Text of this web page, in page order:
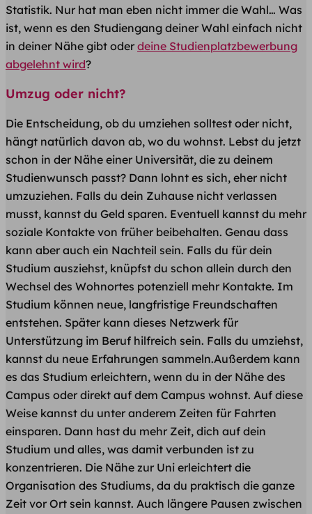
Statistik. Nur hat man eben nicht immer die Wahl… Was
ist, wenn es den Studiengang deiner Wahl einfach nicht
in deiner Nähe gibt oder deine Studienplatzbewerbung
abgelehnt wird?
Umzug oder nicht?
Die Entscheidung, ob du umziehen solltest oder nicht,
hängt natürlich davon ab, wo du wohnst. Lebst du jetzt
schon in der Nähe einer Universität, die zu deinem
Studienwunsch passt? Dann lohnt es sich, eher nicht
umzuziehen. Falls du dein Zuhause nicht verlassen
musst, kannst du Geld sparen. Eventuell kannst du mehr
soziale Kontakte von früher beibehalten. Genau dass
kann aber auch ein Nachteil sein. Falls du für dein
Studium ausziehst, knüpfst du schon allein durch den
Wechsel des Wohnortes potenziell mehr Kontakte. Im
Studium können neue, langfristige Freundschaften
entstehen. Später kann dieses Netzwerk für
Unterstützung im Beruf hilfreich sein. Falls du umziehst,
kannst du neue Erfahrungen sammeln.Außerdem kann
es das Studium erleichtern, wenn du in der Nähe des
Campus oder direkt auf dem Campus wohnst. Auf diese
Weise kannst du unter anderem Zeiten für Fahrten
einsparen. Dann hast du mehr Zeit, dich auf dein
Studium und alles, was damit verbunden ist zu
konzentrieren. Die Nähe zur Uni erleichtert die
Organisation des Studiums, da du praktisch die ganze
Zeit vor Ort sein kannst. Auch längere Pausen zwischen